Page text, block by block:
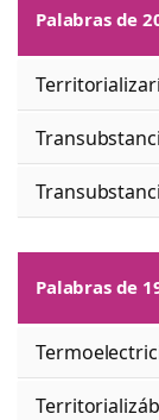
Palabras de
Palabras de